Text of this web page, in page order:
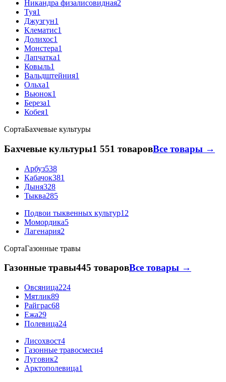
Никандра физалисовидная2
Туя1
Джузгун1
Клематис1
Долихос1
Монстера1
Лапчатка1
Ковыль1
Вальдштейния1
Ольха1
Вьюнок1
Береза1
Кобея1
СортаБахчевые культуры
Бахчевые культуры1 551 товаровВсе товары →
Арбуз538
Кабачок381
Дыня328
Тыква285
Подвои тыквенных культур12
Момордика5
Лагенария2
СортаГазонные травы
Газонные травы445 товаровВсе товары →
Овсяница224
Мятлик89
Райграс68
Ежа29
Полевица24
Лисохвост4
Газонные травосмеси4
Луговик2
Арктополевица1